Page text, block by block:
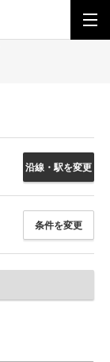
JR東海道線
沿線・駅を変更
条件を変更